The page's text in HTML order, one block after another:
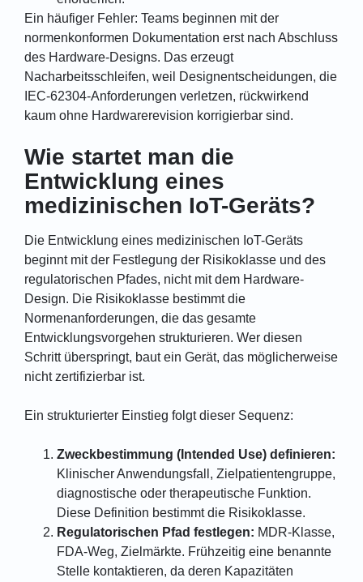
Ein häufiger Fehler: Teams beginnen mit der
normenkonformen Dokumentation erst nach Abschluss
des Hardware-Designs. Das erzeugt
Nacharbeitsschleifen, weil Designentscheidungen, die
IEC-62304-Anforderungen verletzen, rückwirkend
kaum ohne Hardwarerevision korrigierbar sind.
Wie startet man die
Entwicklung eines
medizinischen IoT-Geräts?
Die Entwicklung eines medizinischen IoT-Geräts
beginnt mit der Festlegung der Risikoklasse und des
regulatorischen Pfades, nicht mit dem Hardware-
Design. Die Risikoklasse bestimmt die
Normenanforderungen, die das gesamte
Entwicklungsvorgehen strukturieren. Wer diesen
Schritt überspringt, baut ein Gerät, das möglicherweise
nicht zertifizierbar ist.
Ein strukturierter Einstieg folgt dieser Sequenz:
Zweckbestimmung (Intended Use) definieren:
Klinischer Anwendungsfall, Zielpatientengruppe,
diagnostische oder therapeutische Funktion.
Diese Definition bestimmt die Risikoklasse.
Regulatorischen Pfad festlegen: MDR-Klasse,
FDA-Weg, Zielmärkte. Frühzeitig eine benannte
Stelle kontaktieren, da deren Kapazitäten